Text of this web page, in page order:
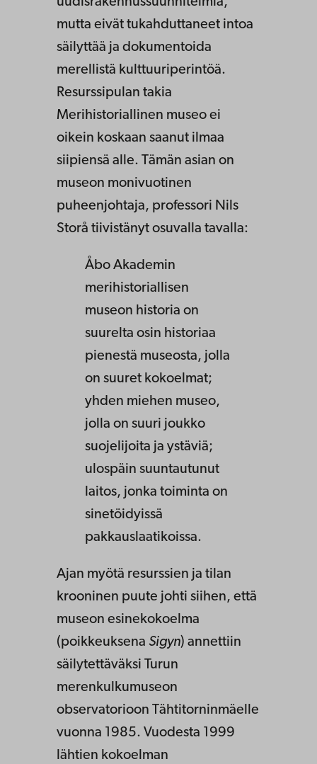
mutta eivät tukahduttaneet intoa
säilyttää ja dokumentoida
merellistä kulttuuriperintöä.
Resurssipulan takia
Merihistoriallinen museo ei
oikein koskaan saanut ilmaa
siipiensä alle. Tämän asian on
museon monivuotinen
puheenjohtaja, professori Nils
Storå tiivistänyt osuvalla tavalla:
Åbo Akademin
merihistoriallisen
museon historia on
suurelta osin historiaa
pienestä museosta, jolla
on suuret kokoelmat;
yhden miehen museo,
jolla on suuri joukko
suojelijoita ja ystäviä;
ulospäin suuntautunut
laitos, jonka toiminta on
sinetöidyissä
pakkauslaatikoissa.
Ajan myötä resurssien ja tilan
krooninen puute johti siihen, että
museon esinekokoelma
(poikkeuksena Sigyn) annettiin
säilytettäväksi Turun
merenkulkumuseon
observatorioon Tähtitorninmäelle
vuonna 1985. Vuodesta 1999
lähtien kokoelman